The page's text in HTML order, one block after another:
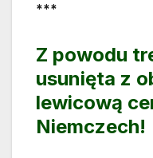
***
Z powodu
usunięta z
lewicową
Niemczech!